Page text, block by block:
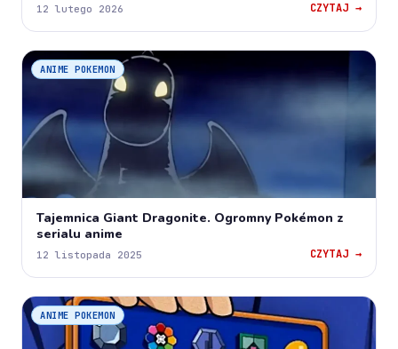
12 lutego 2026 CZYTAJ →
ANIME POKEMON
Tajemnica Giant Dragonite. Ogromny Pokémon z
serialu anime
12 listopada 2025 CZYTAJ →
ANIME POKEMON